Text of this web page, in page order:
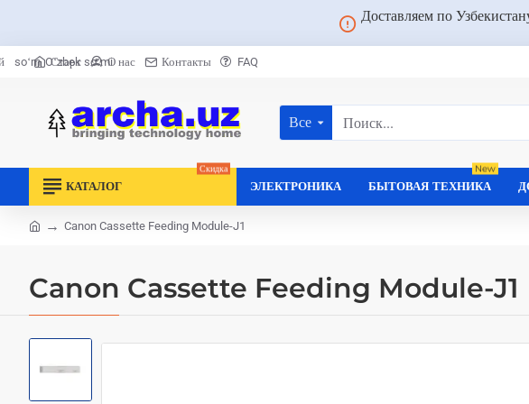
Доставляем по
Старт О нас Контакты FAQ
soʻm Oʻzbek soʻmi
Все
Поиск...
КАТАЛОГ
Скидка
ЭЛЕКТРОНИКА БЫТОВАЯ ТЕХНИКА
New
Canon Cassette Feeding Module-J1
Canon Cassette Feeding Module-J1